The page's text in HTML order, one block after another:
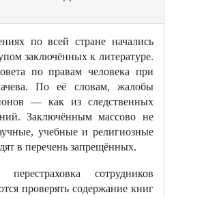
по всей стране начались
заключённых к литературе.
по правам человека при
По её словам, жалобы
— как из следственных
Заключённым массово не
учебные и религиозные
в перечень запрещённых.
сотрудников
проверять содержание книг